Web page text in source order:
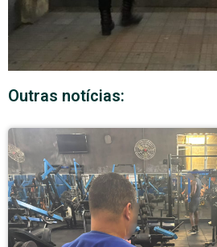
Outras notícias: